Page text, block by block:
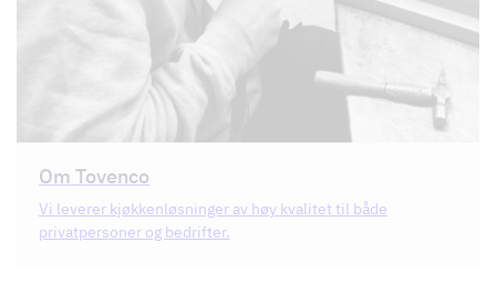
Om Tovenco
Vi leverer kjøkkenløsninger av høy kvalitet til både
privatpersoner og bedrifter.